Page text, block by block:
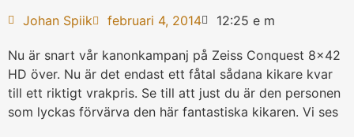
Johan Spiik februari 4, 2014 12:25 e m
Nu är snart vår kanonkampanj på Zeiss Conquest 8×42
HD över. Nu är det endast ett fåtal sådana kikare kvar
till ett riktigt vrakpris. Se till att just du är den personen
som lyckas förvärva den här fantastiska kikaren. Vi ses